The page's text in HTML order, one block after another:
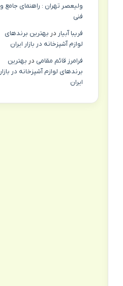
ولیعصر تهران : راهنمای جامع و
فنی
فریبا آبیار در بهترین برندهای
لوازم آشپزخانه در بازار ایران
فرامرز قائم مقامی در بهترین
برندهای لوازم آشپزخانه در بازار
ایران